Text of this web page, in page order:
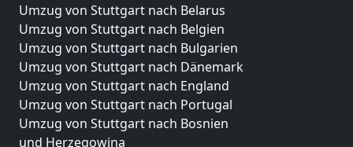
Umzug von Stuttgart nach Belarus
Umzug von Stuttgart nach Belgien
Umzug von Stuttgart nach Bulgarien
Umzug von Stuttgart nach Dänemark
Umzug von Stuttgart nach England
Umzug von Stuttgart nach Portugal
Umzug von Stuttgart nach Bosnien
und Herzegowina